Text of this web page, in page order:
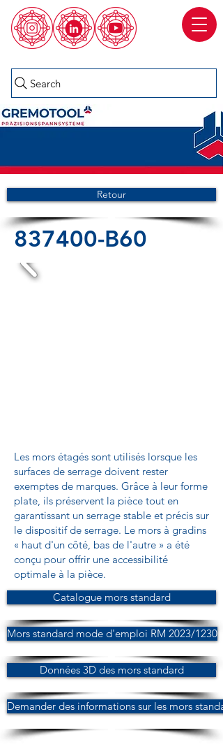
Search
Retour
837400-B60
Les mors étagés sont utilisés lorsque les
surfaces de serrage doivent rester
exemptes de marques. Grâce à leur forme
plate, ils préservent la pièce tout en
garantissant un serrage stable et précis sur
le dispositif de serrage. Le mors à gradins
« haut d'un côté, bas de l'autre » a été
conçu pour offrir une accessibilité
optimale à la pièce.
Catalogue mors standard
Mors standard mode d'emploi RM 2023/1230
Données 3D des mors standard
Demander des informations sur les mors